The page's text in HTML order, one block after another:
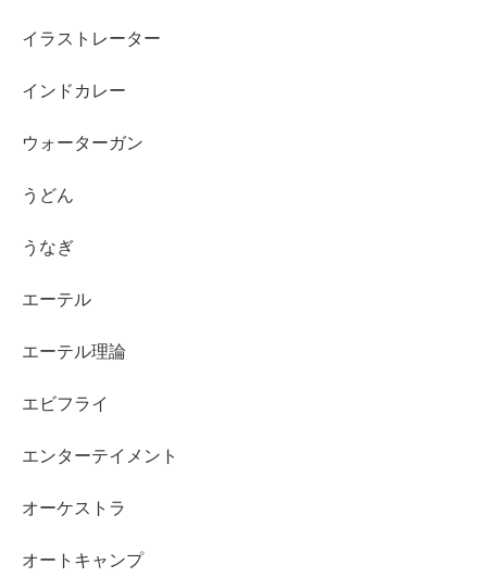
イラストレーター
インドカレー
ウォーターガン
うどん
うなぎ
エーテル
エーテル理論
エビフライ
エンターテイメント
オーケストラ
オートキャンプ